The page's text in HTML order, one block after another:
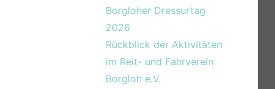
Borgloher Dressurtag
2026
Rückblick der Aktivitäten
im Reit- und Fahrverein
Borgloh e.V.